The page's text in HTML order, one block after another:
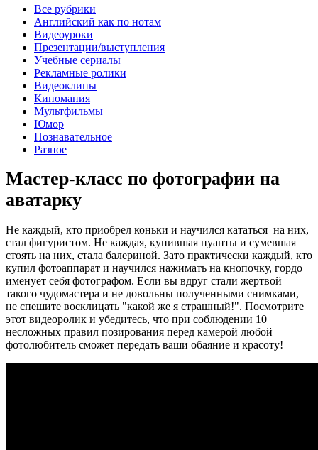
Все рубрики
Английский как по нотам
Видеоуроки
Презентации/выступления
Учебные сериалы
Рекламные ролики
Видеоклипы
Киномания
Мультфильмы
Юмор
Познавательное
Разное
Мастер-класс по фотографии на
аватарку
Не каждый, кто приобрел коньки и научился кататься на них,
стал фигуристом. Не каждая, купившая пуанты и сумевшая
стоять на них, стала балериной. Зато практически каждый, кто
купил фотоаппарат и научился нажимать на кнопочку, гордо
именует себя фотографом. Если вы вдруг стали жертвой
такого чудомастера и не довольны полученными снимками,
не спешите восклицать "какой же я страшный!". Посмотрите
этот видеоролик и убедитесь, что при соблюдении 10
несложных правил позирования перед камерой любой
фотолюбитель сможет передать ваши обаяние и красоту!